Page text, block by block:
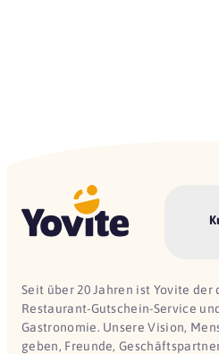
Seit über 20 Jahren ist Yovite
Restaurant-Gutschein-Service
Gastronomie. Unsere Vision,
geben, Freunde,